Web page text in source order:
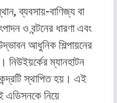
ব্যবসায়-বাণিজ্য বা
ও বন্টনের ধারণা এবং
আধুনিক শিল্পায়নের
ম্যানহাটন
স্থাপিত হয়। এই
এডিসনকে নিয়ে